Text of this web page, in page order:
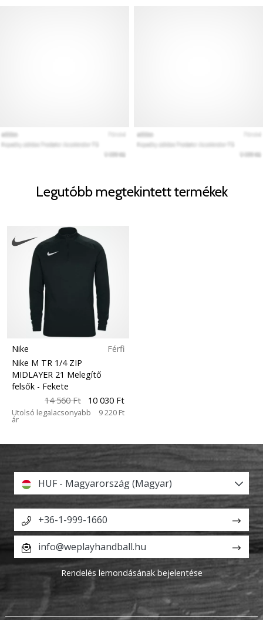
Legutóbb megtekintett termékek
Nike
Férfi
Nike M TR 1/4 ZIP
MIDLAYER 21 Melegítő
felsők - Fekete
14 560 Ft
10 030 Ft
Utolsó legalacsonyabb
ár
9 220 Ft
HUF - Magyarország (Magyar)
+36-1-999-1660
info@weplayhandball.hu
Rendelés lemondásának bejelentése